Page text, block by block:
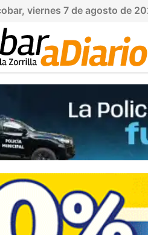
viernes 7 de agosto de